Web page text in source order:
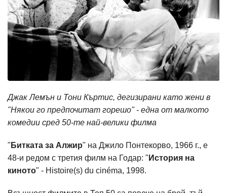
Джак Лемън и Тони Къртис, дегизирани като жени в
"Някои го предпочитат горешо" - една от малкото
комедии сред 50-те най-велики филма
" Битката за Алжир" на Джило Понтекорво, 1966 г., е
48-и редом с третия филм на Годар: " История на
киното" - Histoire(s) du cinéma, 1998.